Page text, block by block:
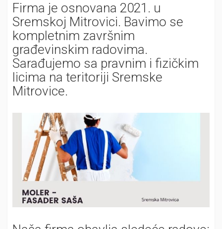
Firma je osnovana 2021. u
Sremskoj Mitrovici. Bavimo se
kompletnim završnim
građevinskim radovima.
Sarađujemo sa pravnim i fizičkim
licima na teritoriji Sremske
Mitrovice.